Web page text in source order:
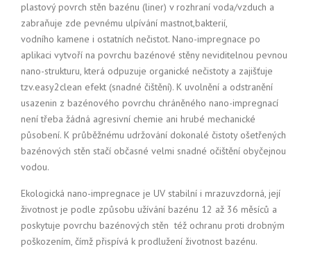
plastový povrch stěn bazénu (liner) v rozhraní voda/vzduch a
zabraňuje zde pevnému ulpívání mastnot,bakterií,
vodního kamene i ostatních nečistot. Nano-impregnace po
aplikaci vytvoří na povrchu bazénové stěny neviditelnou pevnou
nano-strukturu, která odpuzuje organické nečistoty a zajišťuje
tzv.easy2clean efekt (snadné čištění). K uvolnění a odstranění
usazenin z bazénového povrchu chráněného nano-impregnací
není třeba žádná agresivní chemie ani hrubé mechanické
působení. K průběžnému udržování dokonalé čistoty ošetřených
bazénových stěn stačí občasné velmi snadné očištění obyčejnou
vodou.
Ekologická nano-impregnace je UV stabilní i mrazuvzdorná, její
životnost je podle způsobu užívání bazénu 12 až 36 měsíců a
poskytuje povrchu bazénových stěn též ochranu proti drobným
poškozením, čímž přispívá k prodlužení životnost bazénu.